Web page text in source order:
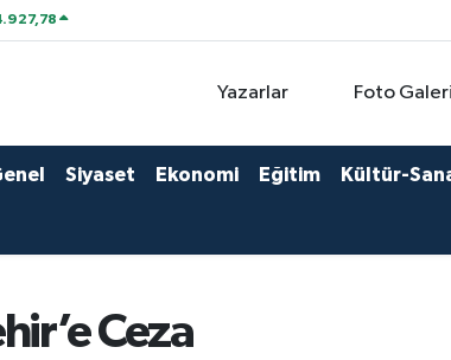
Yazarlar Foto Galeri
Siyaset Ekonomi Eğitim Kültür-
Ceza